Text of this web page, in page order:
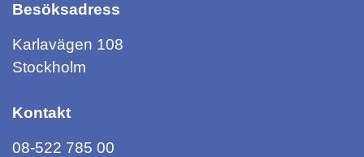
Besöksadress
Karlavägen 108
Stockholm
Kontakt
08-522 785 00